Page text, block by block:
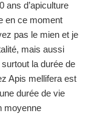
ans d’apiculture
en ce moment
pas le mien et je
mais aussi
la durée de
Apis mellifera est
durée de vie
moyenne